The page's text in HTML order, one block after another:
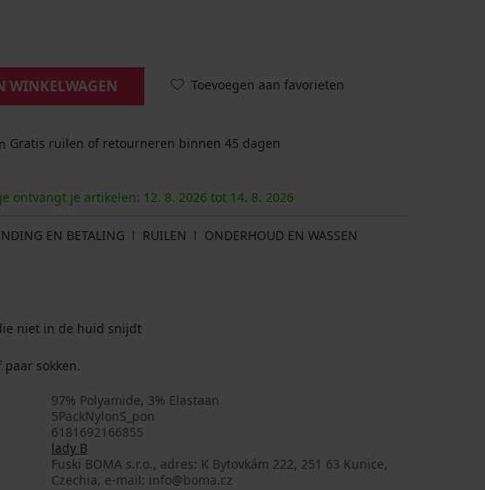
WINKELWAGEN Toevoegen aan favorieten
Gratis ruilen of retourneren binnen 45 dagen
ontvangt je artikelen: 12. 8. 2026 tot 14. 8. 2026
EN BETALING RUILEN
ONDERHOUD EN WASSEN
niet in de huid snijdt
sokken.
97% Polyamide, 3% Elastaan
5PackNylonS_pon
6181692166855
lady B
Fuski BOMA s.r.o., adres: K Bytovkám 222, 251 63 Kunice,
Czechia, e-mail: info@boma.cz